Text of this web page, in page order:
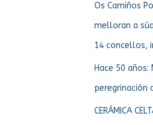
Os Camiños
melloran a
14 concellos,
Hace 50
peregrinación
CERÁMICA